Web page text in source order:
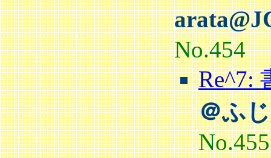
No.454
Re^7:
＠ふ
No.455